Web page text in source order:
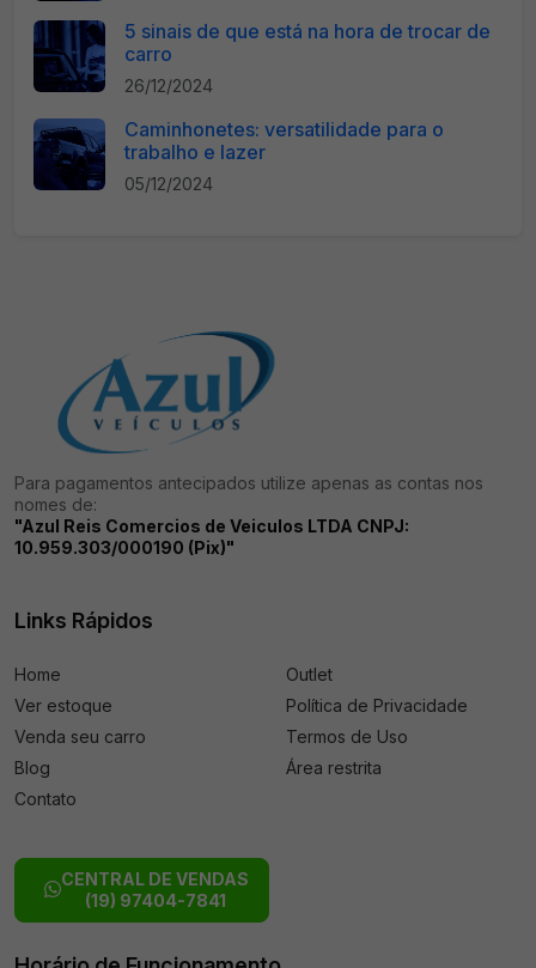
5 sinais de que está na hora de trocar de
carro
26/12/2024
Caminhonetes: versatilidade para o
trabalho e lazer
05/12/2024
Para pagamentos antecipados utilize apenas as contas nos
nomes de:
"Azul Reis Comercios de Veiculos LTDA CNPJ:
10.959.303/000190 (Pix)"
Links Rápidos
Home
Ver estoque
Venda seu carro
Blog
Contato
Outlet
Política de Privacidade
Termos de Uso
Área restrita
CENTRAL DE VENDAS
(19) 97404-7841